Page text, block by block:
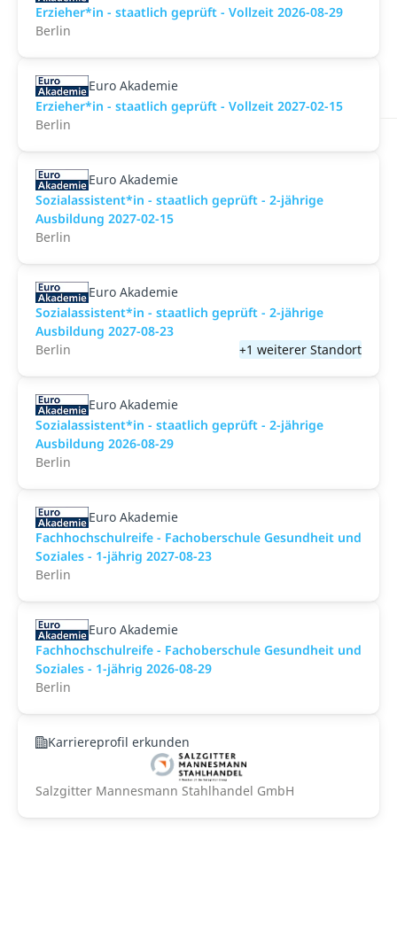
Erzieher*in - staatlich geprüft - Vollzeit 2026-08-29
Berlin
Euro Akademie
Erzieher*in - staatlich geprüft - Vollzeit 2027-02-15
Berlin
Euro Akademie
Sozialassistent*in - staatlich geprüft - 2-jährige
Ausbildung 2027-02-15
Berlin
Euro Akademie
Sozialassistent*in - staatlich geprüft - 2-jährige
Ausbildung 2027-08-23
Berlin
+1 weiterer Standort
Euro Akademie
Sozialassistent*in - staatlich geprüft - 2-jährige
Ausbildung 2026-08-29
Berlin
Euro Akademie
Fachhochschulreife - Fachoberschule Gesundheit und
Soziales - 1-jährig 2027-08-23
Berlin
Euro Akademie
Fachhochschulreife - Fachoberschule Gesundheit und
Soziales - 1-jährig 2026-08-29
Berlin
Karriereprofil erkunden
Salzgitter Mannesmann Stahlhandel GmbH